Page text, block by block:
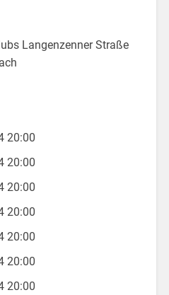
Langenzenner Straße
20:00
20:00
20:00
20:00
20:00
20:00
20:00